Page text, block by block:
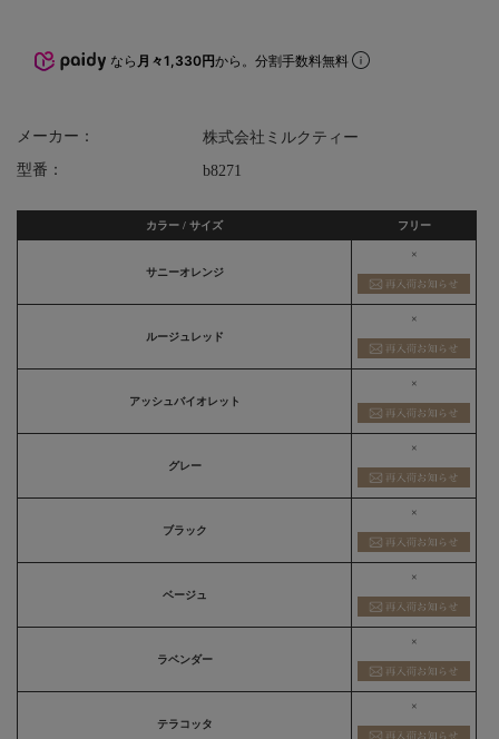
なら 月々1,330円から。分割手数料無料
メーカー：
株式会社ミルクティー
型番：
b8271
カラー / サイズ フリー
サニーオレンジ
×
ルージュレッド
×
アッシュバイオレット
×
グレー
×
ブラック
×
ベージュ
×
ラベンダー
×
テラコッタ
×